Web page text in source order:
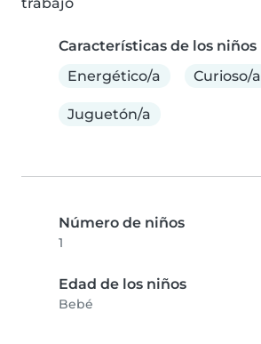
Características de los niños
Energético/a
Curioso/a
Juguetón/a
Número de niños
1
Edad de los niños
Bebé